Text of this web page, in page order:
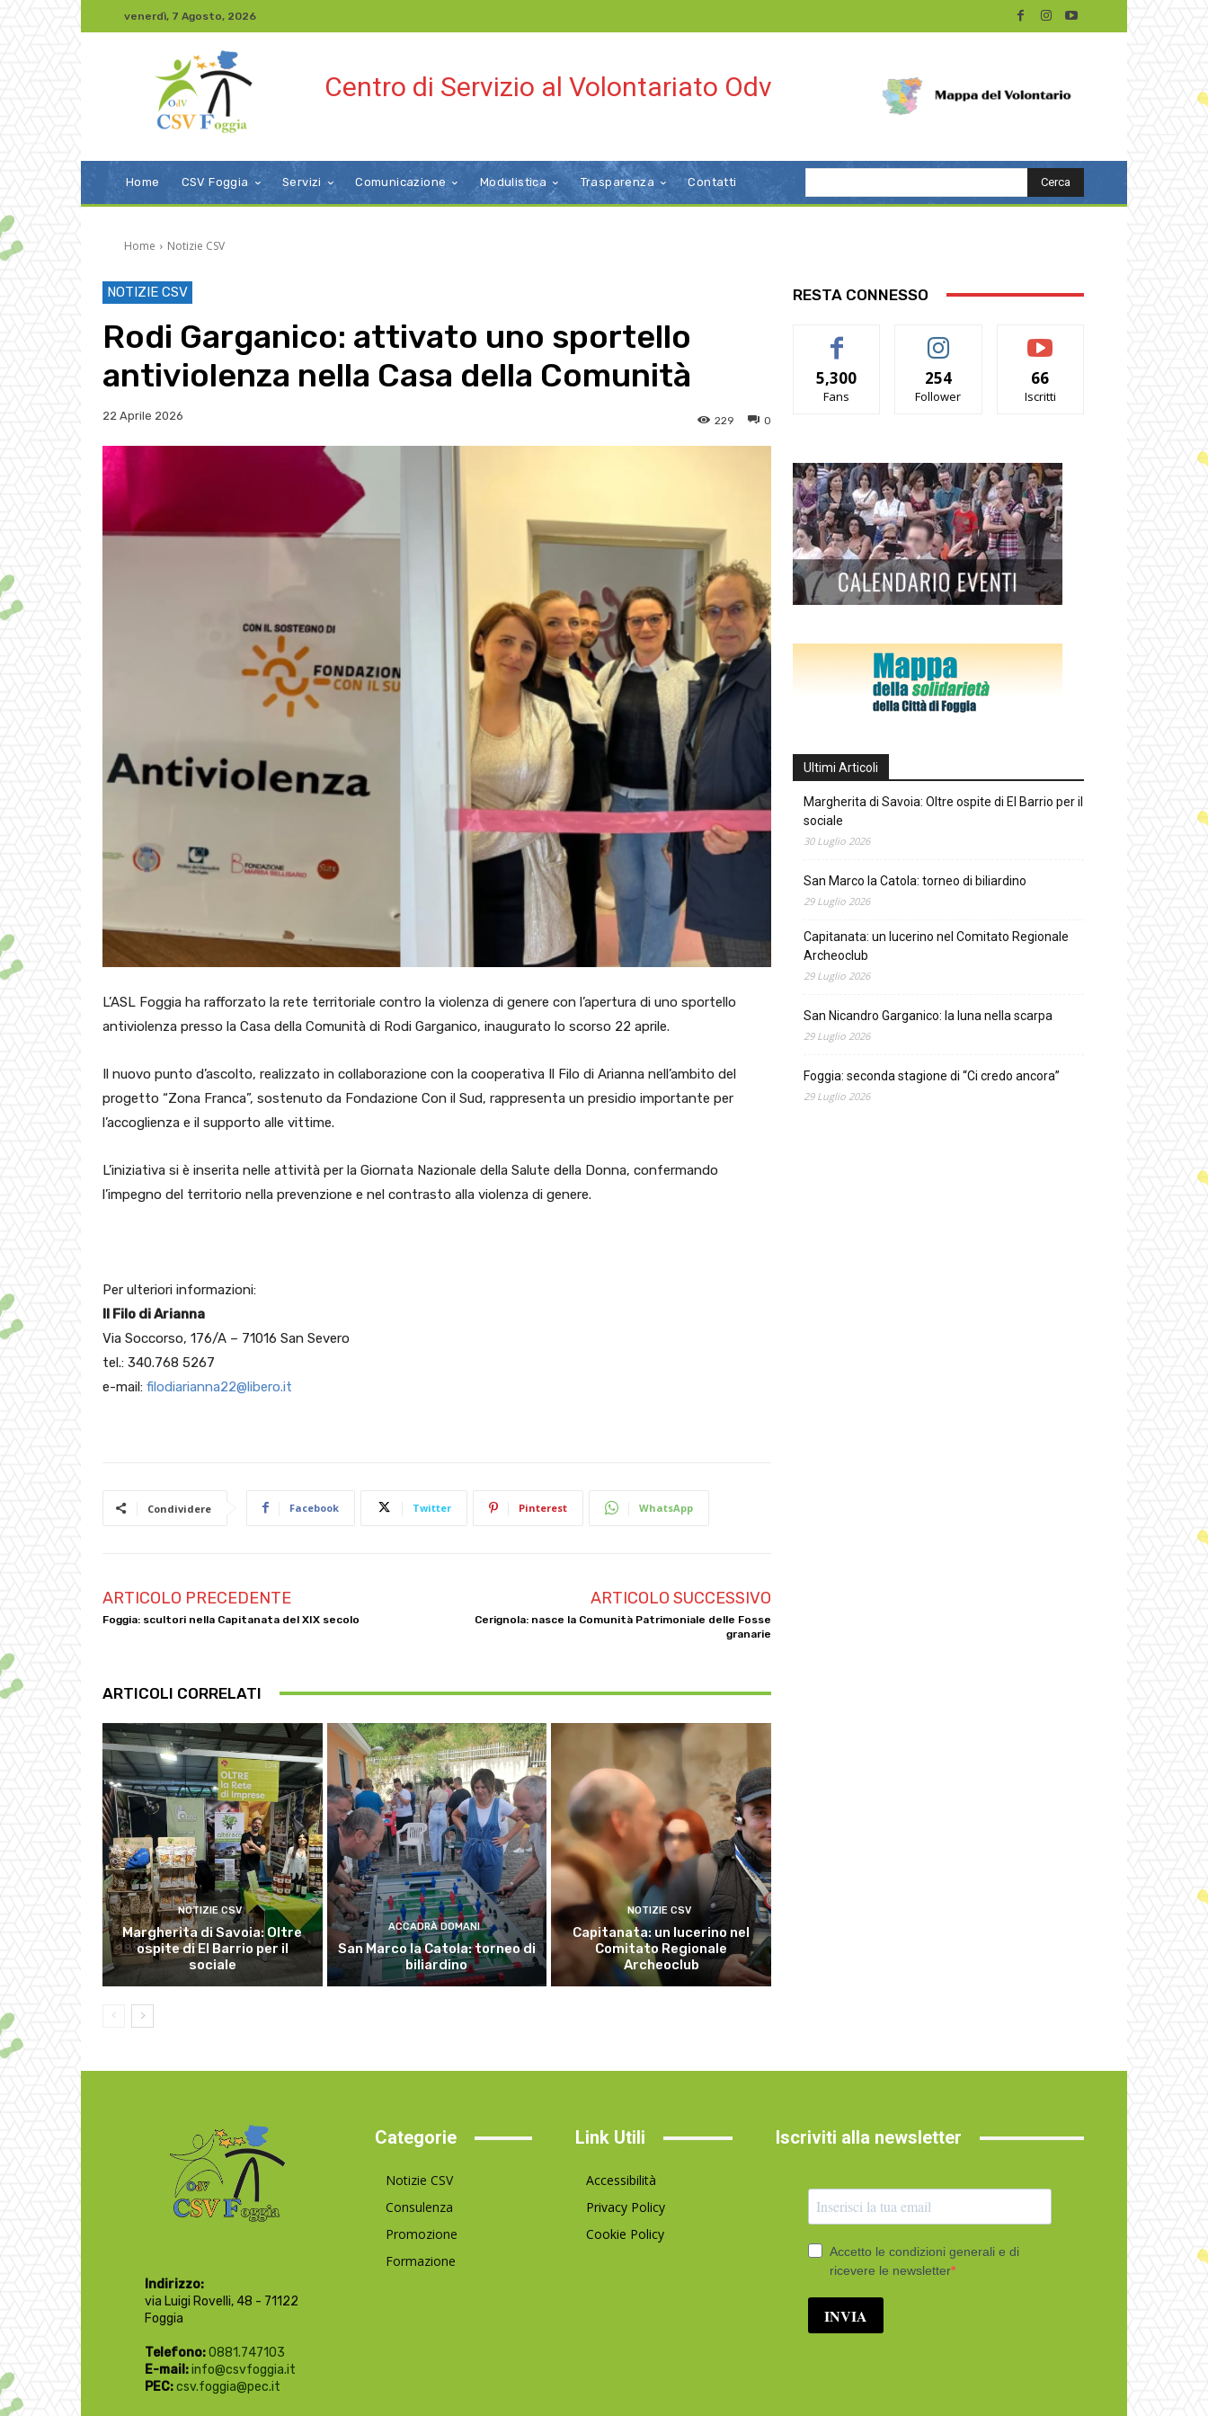
venerdì, 7 Agosto, 2026
Centro di Servizio al Volontariato Odv
Home CSV Foggia Servizi Comunicazione Modulistica Trasparenza Contatti Cerca
Home Notizie CSV
NOTIZIE CSV
Rodi Garganico: attivato uno sportello
antiviolenza nella Casa della Comunità
22 Aprile 2026 0
229
L’ASL Foggia ha rafforzato la rete territoriale contro la violenza di genere con l’apertura di uno sportello
antiviolenza presso la Casa della Comunità di Rodi Garganico, inaugurato lo scorso 22 aprile.
Il nuovo punto d’ascolto, realizzato in collaborazione con la cooperativa Il Filo di Arianna nell’ambito del
progetto “Zona Franca”, sostenuto da Fondazione Con il Sud, rappresenta un presidio importante per
l’accoglienza e il supporto alle vittime.
L’iniziativa si è inserita nelle attività per la Giornata Nazionale della Salute della Donna, confermando
l’impegno del territorio nella prevenzione e nel contrasto alla violenza di genere.
Per ulteriori informazioni:
Il Filo di Arianna
Via Soccorso, 176/A – 71016 San Severo
tel.: 340.768 5267
e-mail: filodiarianna22@libero.it
Condividere Facebook Twitter Pinterest WhatsApp
ARTICOLO PRECEDENTE
Foggia: scultori nella Capitanata del XIX secolo
ARTICOLO SUCCESSIVO
Cerignola: nasce la Comunità Patrimoniale delle Fosse
granarie
ARTICOLI CORRELATI
NOTIZIE CSV
Margherita di Savoia: Oltre
ospite di El Barrio per il
sociale
ACCADRÀ DOMANI
San Marco la Catola: torneo di
biliardino
NOTIZIE CSV
Capitanata: un lucerino nel
Comitato Regionale
Archeoclub
RESTA CONNESSO
5,300
Fans
254
Follower
66
Iscritti
Ultimi Articoli
Margherita di Savoia: Oltre ospite di El Barrio per il
sociale
30 Luglio 2026
San Marco la Catola: torneo di biliardino
29 Luglio 2026
Capitanata: un lucerino nel Comitato Regionale
Archeoclub
29 Luglio 2026
San Nicandro Garganico: la luna nella scarpa
29 Luglio 2026
Foggia: seconda stagione di “Ci credo ancora”
29 Luglio 2026
Indirizzo:
via Luigi Rovelli, 48 - 71122
Foggia
Telefono:0881.747103
E-mail:info@csvfoggia.it
PEC:csv.foggia@pec.it
Categorie
Notizie CSV
Consulenza
Promozione
Formazione
Link Utili
Accessibilità
Privacy Policy
Cookie Policy
Iscriviti alla newsletter